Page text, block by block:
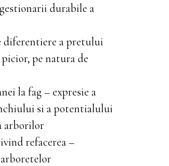
durabile a
diferentiere a pretului
pe natura de
la fag – expresie a
si a potentialului
arborilor
refacerea –